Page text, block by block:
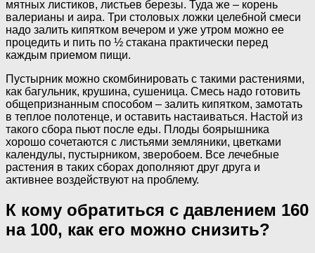
мятных листиков, листьев березы. Туда же – корень
валерианы и аира. Три столовых ложки целебной смеси
надо залить кипятком вечером и уже утром можно ее
процедить и пить по ½ стакана практически перед
каждым приемом пищи.
Пустырник можно скомбинировать с такими растениями,
как багульник, крушина, сушеница. Смесь надо готовить
общепризнанным способом – залить кипятком, замотать
в теплое полотенце, и оставить настаиваться. Настой из
такого сбора пьют после еды. Плоды боярышника
хорошо сочетаются с листьями земляники, цветками
календулы, пустырником, зверобоем. Все лечебные
растения в таких сборах дополняют друг друга и
активнее воздействуют на проблему.
К кому обратиться с давлением 160
на 100, как его можно снизить?